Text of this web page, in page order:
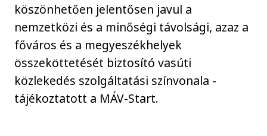
köszönhetően jelentősen javul a
nemzetközi és a minőségi távolsági, azaz a
főváros és a megyeszékhelyek
összeköttetését biztosító vasúti
közlekedés szolgáltatási színvonala -
tájékoztatott a MÁV-Start.